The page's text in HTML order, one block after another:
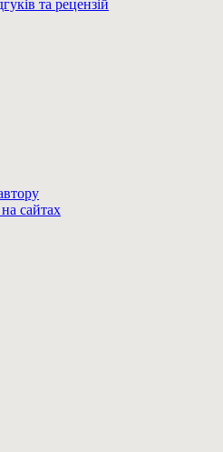
та рецензій
сайтах